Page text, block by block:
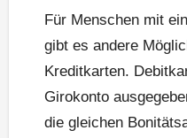
Für Menschen mit
gibt es andere
Kreditkarten.
Girokonto
die gleichen